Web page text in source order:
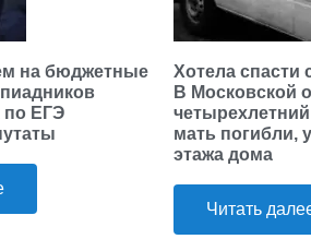
на бюджетные
по ЕГЭ
Хотела спасти
В Московской
мать погибли,
этажа дома
Читать